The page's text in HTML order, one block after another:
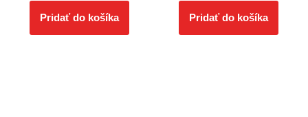
Pridať do košíka Pridať do košíka